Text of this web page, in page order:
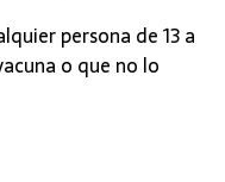
persona de 13 a
o que no lo